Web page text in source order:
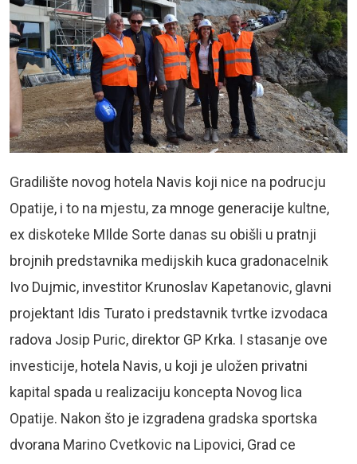
Gradilište novog hotela Navis koji nice na podrucju
Opatije, i to na mjestu, za mnoge generacije kultne,
ex diskoteke MIlde Sorte danas su obišli u pratnji
brojnih predstavnika medijskih kuca gradonacelnik
Ivo Dujmic, investitor Krunoslav Kapetanovic, glavni
projektant Idis Turato i predstavnik tvrtke izvodaca
radova Josip Puric, direktor GP Krka. I stasanje ove
investicije, hotela Navis, u koji je uložen privatni
kapital spada u realizaciju koncepta Novog lica
Opatije. Nakon što je izgradena gradska sportska
dvorana Marino Cvetkovic na Lipovici, Grad ce